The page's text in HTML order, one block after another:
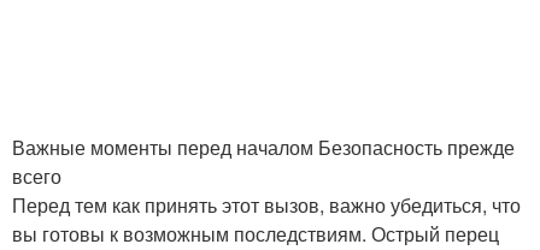
Важные моменты перед началом Безопасность прежде
всего
Перед тем как принять этот вызов, важно убедиться, что
вы готовы к возможным последствиям. Острый перец